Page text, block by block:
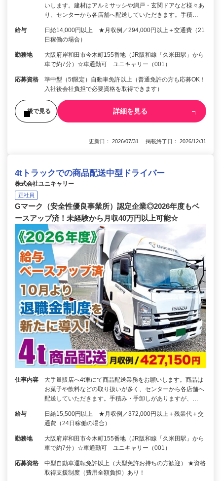
いします。建材はアルミサッシや網戸・玄関ドアなど様々あ
り、センターから各店舗へ配送していただきます。手積…
給与
日給14,000円以上 ★月収例／294,000円以上＋交通費（21
日稼働の場合）
勤務地
大阪府岸和田市今木町155番地（JR阪和線「久米田駅」から
車で約7分）☆車通勤可 ユニキャリー（001）
応募資格
準中型（5t限定）自動車免許以上（普通免許の方も応募OK！
入社後会社負担で必要資格を取得できます）
後で見る 詳細を見る
更新日： 2026/07/31 掲載終了日： 2026/12/31
4tトラックでの商品配送中型ドライバー
株式会社ユニキャリー
正社員
Gマーク（安全性優良事業所）認定企業◎2026年度もベ
ースアップ済！未経験から月収40万円以上可能☆
仕事内容
大手量販店へ4t車にて商品配送業務をお願いします。商品は
お菓子や飲料などの取り扱いが多く、センターから各店舗へ
配送していただきます。手積み・手卸しがありますが、…
給与
日給15,500円以上 ★月収例／372,000円以上＋残業代＋交
通費（24日稼働の場合）
勤務地
大阪府岸和田市今木町155番地（JR阪和線「久米田駅」から
車で約7分）☆車通勤可 ユニキャリー（001）
応募資格
中型自動車運転免許以上（大型免許お持ちの方歓迎） ★資格
取得支援制度（費用全額負担）あり！